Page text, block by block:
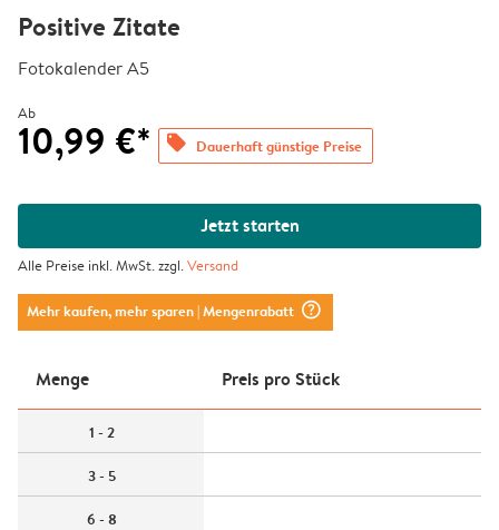
Positive Zitate
Fotokalender A5
Ab
10,99 €* offers Dauerhaft günstige Preise
Jetzt starten
Alle Preise inkl. MwSt. zzgl.Versand
Mehr kaufen, mehr sparen| Mengenrabatt question_mark_circle
Menge Preis pro Stück
1 - 2
3 - 5
6 - 8